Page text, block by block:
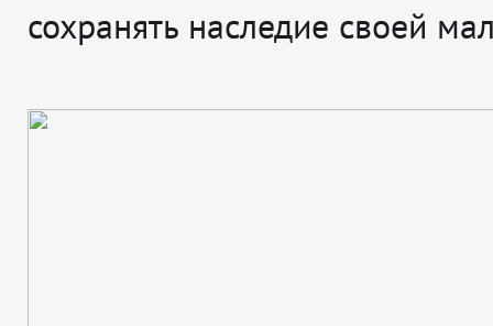
сохранять наследие своей